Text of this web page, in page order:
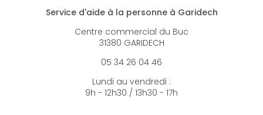
Service d'aide à la personne à Garidech
Centre commercial du Buc
31380 GARIDECH
05 34 26 04 46
Lundi au vendredi :
9h - 12h30 / 13h30 - 17h